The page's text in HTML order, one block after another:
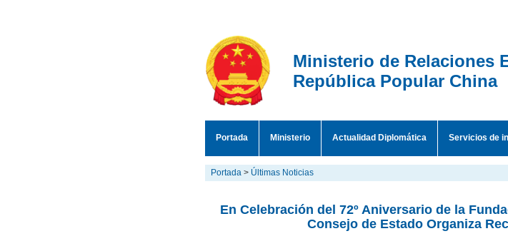
Ministerio de Relaciones
República Popular China
Portada Ministerio Actualidad Diplomática Servicios de
Portada > Últimas Noticias
En Celebración del 72º Aniversario de la
Consejo de Estado Organiza